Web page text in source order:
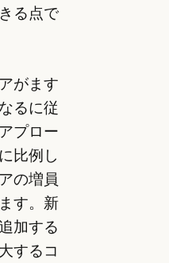
る点で
がます
るに従
プロー
比例し
の増員
す。新
加する
するコ